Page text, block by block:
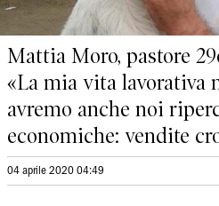
Mattia Moro, pastore
«La mia vita lavorativa
avremo anche noi
economiche: vendite
04 aprile 2020 04:49